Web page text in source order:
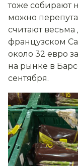
тоже собирают
можно
считают
французском
около 32 евро
на рынке в
сентября.